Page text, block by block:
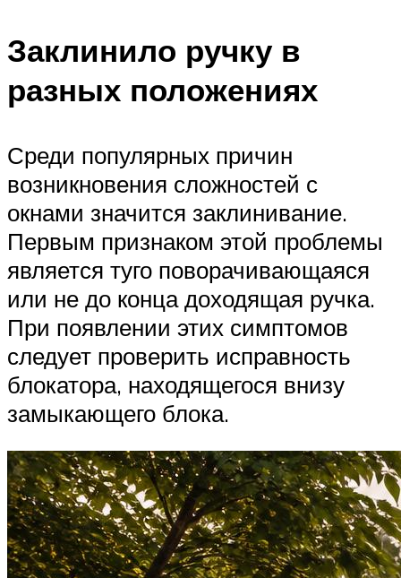
Заклинило ручку в
разных положениях
Среди популярных причин
возникновения сложностей с
окнами значится заклинивание.
Первым признаком этой проблемы
является туго поворачивающаяся
или не до конца доходящая ручка.
При появлении этих симптомов
следует проверить исправность
блокатора, находящегося внизу
замыкающего блока.